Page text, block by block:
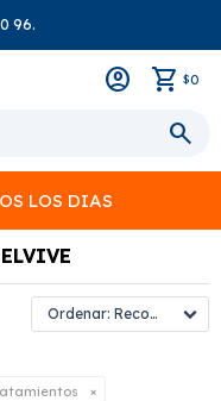
96.
$0
LOS DIAS
Recomendados